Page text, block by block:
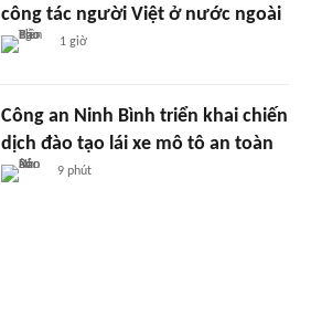
công tác người Việt ở nước ngoài
1 giờ
Công an Ninh Bình triển khai chiến
dịch đào tạo lái xe mô tô an toàn
9 phút